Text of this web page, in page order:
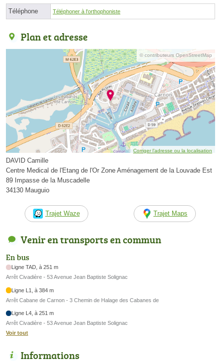
Téléphone Téléphoner à l'orthophoniste
Plan et adresse
© contributeurs OpenStreetMap
Corriger l’adresse ou la localisation
DAVID Camille
Centre Medical de l'Etang de l'Or Zone Aménagement de la Louvade Est
89 Impasse de la Muscadelle
34130 Mauguio
Trajet Waze Trajet Maps
Venir en transports en commun
En bus
Ligne TAD, à 251 m
Arrêt Civadière - 53 Avenue Jean Baptiste Solignac
Ligne L1, à 384 m
Arrêt Cabane de Carnon - 3 Chemin de Halage des Cabanes de
Ligne L4, à 251 m
Arrêt Civadière - 53 Avenue Jean Baptiste Solignac
Voir tout
Informations